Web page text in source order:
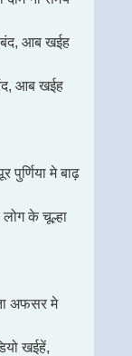
बंद, आब खईह
बंद, आब खईह
पुर्णिया मे बाढ़
के चूल्हा
अफसर मे
खईहें,